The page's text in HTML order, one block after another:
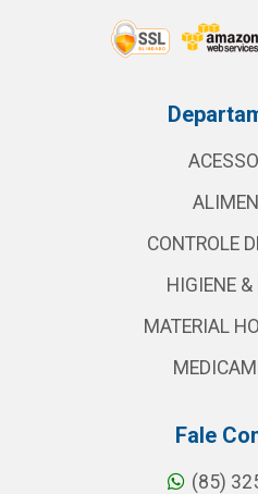
CONTROLE
HIGIENE &
MATERIAL
Fale
(85)